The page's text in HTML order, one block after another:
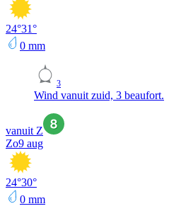
24°31°
0 mm
3
Wind vanuit zuid, 3 beaufort.
vanuit Z
Zo9 aug
24°30°
0 mm